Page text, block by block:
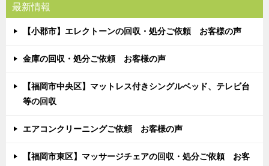
最新情報
【小郡市】エレクトーンの回収・処分ご依頼 お客様の声
金庫の回収・処分ご依頼 お客様の声
【福岡市中央区】マットレス付きシングルベッド、テレビ台
等の回収
エアコンクリーニングご依頼 お客様の声
【福岡市東区】マッサージチェアの回収・処分ご依頼 お客